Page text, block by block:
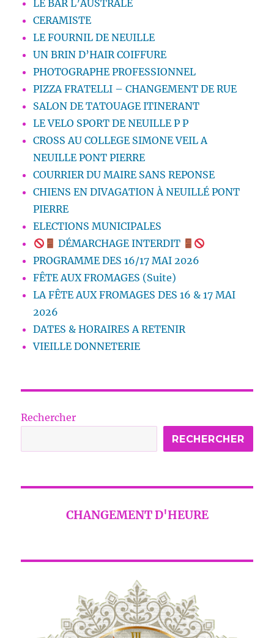
LE BAR L’AUSTRALE
CERAMISTE
LE FOURNIL DE NEUILLE
UN BRIN D’HAIR COIFFURE
PHOTOGRAPHE PROFESSIONNEL
PIZZA FRATELLI – CHANGEMENT DE RUE
SALON DE TATOUAGE ITINERANT
LE VELO SPORT DE NEUILLE P P
CROSS AU COLLEGE SIMONE VEIL A
NEUILLE PONT PIERRE
COURRIER DU MAIRE SANS REPONSE
CHIENS EN DIVAGATION À NEUILLÉ PONT
PIERRE
ELECTIONS MUNICIPALES
DÉMARCHAGE INTERDIT
PROGRAMME DES 16/17 MAI 2026
FÊTE AUX FROMAGES (Suite)
LA FÊTE AUX FROMAGES DES 16 & 17 MAI
2026
DATES & HORAIRES A RETENIR
VIEILLE DONNETERIE
Rechercher
RECHERCHER
CHANGEMENT D'HEURE